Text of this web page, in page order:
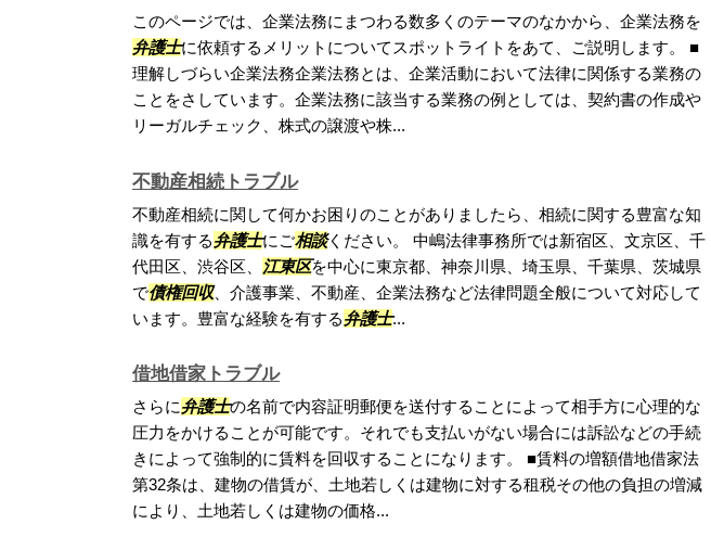
このページでは、企業法務にまつわる数多くのテーマのなかから、企業法務を
弁護士に依頼するメリットについてスポットライトをあて、ご説明します。 ■
理解しづらい企業法務企業法務とは、企業活動において法律に関係する業務の
ことをさしています。企業法務に該当する業務の例としては、契約書の作成や
リーガルチェック、株式の譲渡や株...
不動産相続トラブル
不動産相続に関して何かお困りのことがありましたら、相続に関する豊富な知
識を有する弁護士にご相談ください。 中嶋法律事務所では新宿区、文京区、千
代田区、渋谷区、
江東区を中心に東京都、神奈川県、埼玉県、千葉県、茨城県
で債権回収、介護事業、不動産、企業法務など法律問題全般について対応して
います。豊富な経験を有する弁護士...
借地借家トラブル
さらに弁護士の名前で内容証明郵便を送付することによって相手方に心理的な
圧力をかけることが可能です。それでも支払いがない場合には訴訟などの手続
きによって強制的に賃料を回収することになります。 ■賃料の増額借地借家法
第32条は、建物の借賃が、土地若しくは建物に対する租税その他の負担の増減
により、土地若しくは建物の価格...